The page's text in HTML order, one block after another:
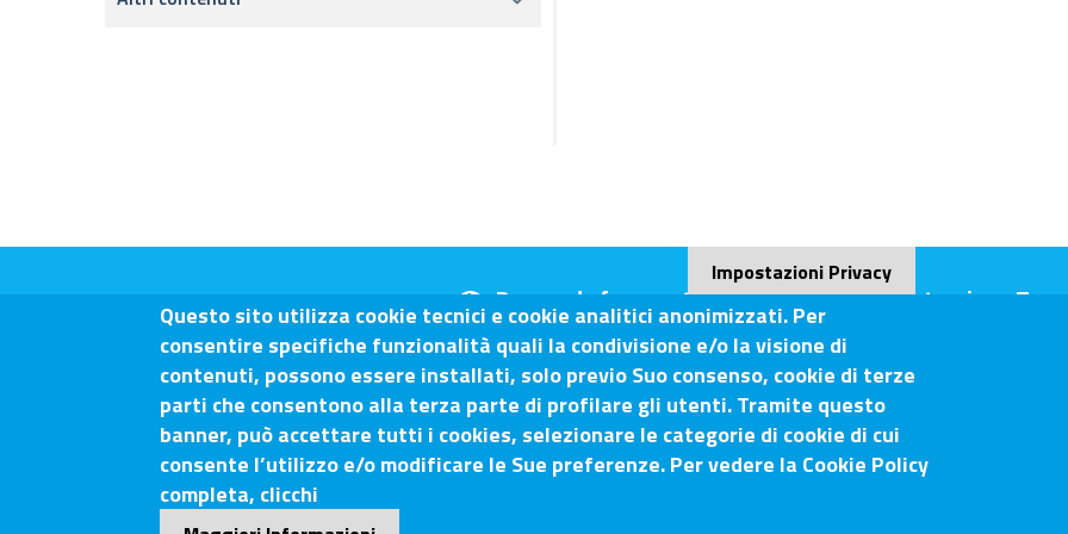
Domande frequenti (FAQ) Amministrazione
Camera di Commercio Arezzo-Siena
Contatti
Impostazioni Privacy
Questo sito utilizza cookie tecnici e cookie analitici anonimizzati. Per
consentire specifiche funzionalità quali la condivisione e/o la visione di
contenuti, possono essere installati, solo previo Suo consenso, cookie di terze
parti che consentono alla terza parte di profilare gli utenti. Tramite questo
banner, può accettare tutti i cookies, selezionare le categorie di cookie di cui
consente l’utilizzo e/o modificare le Sue preferenze. Per vedere la Cookie Policy
completa, clicchi